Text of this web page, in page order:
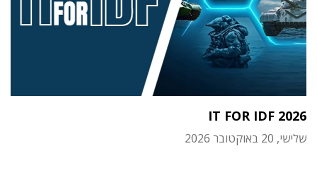
IT FOR IDF 2026
שלישי, 20 באוקטובר 2026